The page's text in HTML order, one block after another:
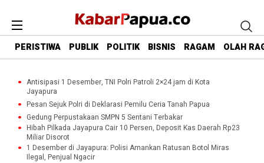
PERISTIWA PUBLIK POLITIK BISNIS RAGAM OLAH
Antisipasi 1 Desember, TNI Polri Patroli 2×24 jam di Kota
Jayapura
Pesan Sejuk Polri di Deklarasi Pemilu Ceria Tanah Papua
Gedung Perpustakaan SMPN 5 Sentani Terbakar
Hibah Pilkada Jayapura Cair 10 Persen, Deposit Kas Daerah Rp23
Miliar Disorot
1 Desember di Jayapura: Polisi Amankan Ratusan Botol Miras
Ilegal, Penjual Ngacir